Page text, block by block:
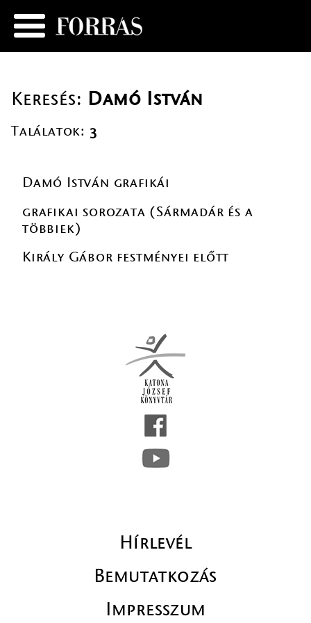
Keresés: Damó István
Találatok: 3
Damó István grafikái
grafikai sorozata (Sármadár és a
többiek)
Király Gábor festményei előtt
Hírlevél
Bemutatkozás
Impresszum